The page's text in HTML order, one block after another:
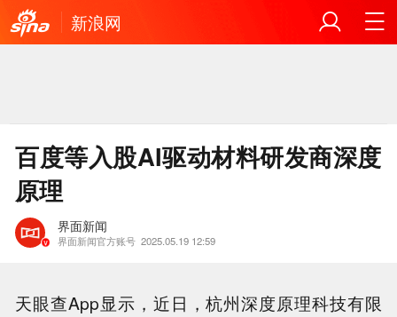
新浪网
百度等入股AI驱动材料研发商深度
原理
界面新闻
界面新闻官方账号 2025.05.19 12:59
天眼查App显示，近日，杭州深度原理科技有限